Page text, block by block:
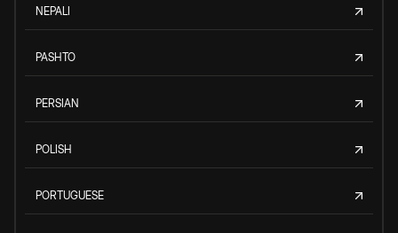
NEPALI
PASHTO
PERSIAN
POLISH
PORTUGUESE